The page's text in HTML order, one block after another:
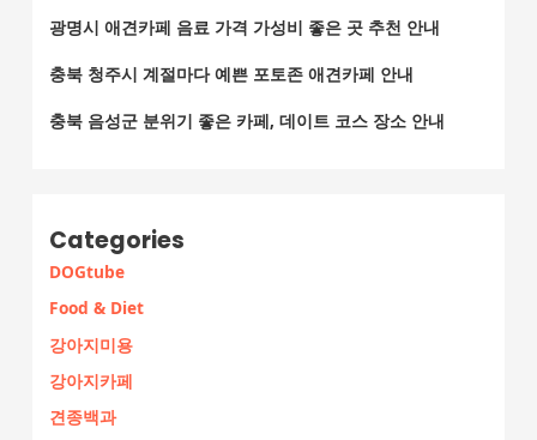
광명시 애견카페 음료 가격 가성비 좋은 곳 추천 안내
충북 청주시 계절마다 예쁜 포토존 애견카페 안내
충북 음성군 분위기 좋은 카페, 데이트 코스 장소 안내
Categories
DOGtube
Food & Diet
강아지미용
강아지카페
견종백과